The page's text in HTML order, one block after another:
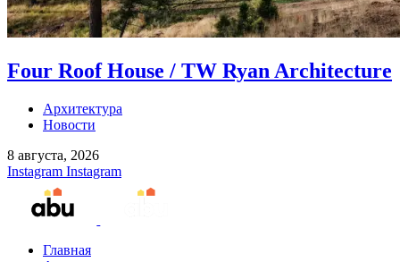
Four Roof House / TW Ryan Architecture
Архитектура
Новости
8 августа, 2026
Instagram Instagram
Главная